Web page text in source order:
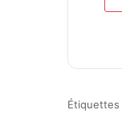
Étiquettes